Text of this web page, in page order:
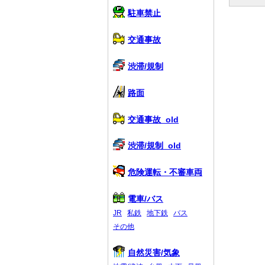
駐車禁止
交通事故
渋滞/規制
路面
交通事故_old
渋滞/規制_old
危険運転・不審車両
電車/バス
JR 私鉄 地下鉄
バス
その他
自然災害/気象